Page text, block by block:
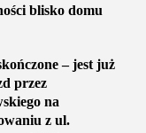
blisko domu
– jest już
przez
na
z ul.